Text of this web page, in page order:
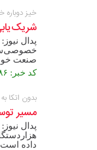
خیز
پدال
صنعت
کد خبر: ۱۵۶۵۸۶ تاریخ انتشار : ۱۴۰۴/۰۲/۰۲
بدون اتكا
مسير
داده